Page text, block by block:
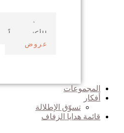
صدف بحري
الأكثر مبيعاً
عروض
المجموعات
أفكار
تسوّق الإطلالة
قائمة هدايا الزفاف